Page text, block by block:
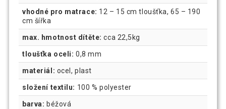
vhodné pro matrace: 12 – 15 cm tloušťka, 65 – 190
cm šířka
max. hmotnost dítěte: cca 22,5kg
tloušťka oceli: 0,8 mm
materiál: ocel, plast
složení textilu: 100 % polyester
barva: béžová